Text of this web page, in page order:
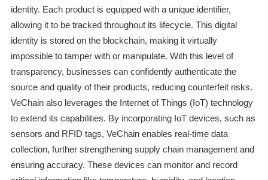
identity. Each product is equipped with a unique identifier,
allowing it to be tracked throughout its lifecycle. This digital
identity is stored on the blockchain, making it virtually
impossible to tamper with or manipulate. With this level of
transparency, businesses can confidently authenticate the
source and quality of their products, reducing counterfeit risks.
VeChain also leverages the Internet of Things (IoT) technology
to extend its capabilities. By incorporating IoT devices, such as
sensors and RFID tags, VeChain enables real-time data
collection, further strengthening supply chain management and
ensuring accuracy. These devices can monitor and record